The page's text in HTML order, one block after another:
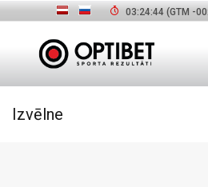
03:24:45(GTM -
Izvēlne